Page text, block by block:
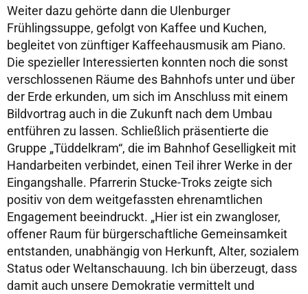
Weiter dazu gehörte dann die Ulenburger
Frühlingssuppe, gefolgt von Kaffee und Kuchen,
begleitet von zünftiger Kaffeehausmusik am Piano.
Die spezieller Interessierten konnten noch die sonst
verschlossenen Räume des Bahnhofs unter und über
der Erde erkunden, um sich im Anschluss mit einem
Bildvortrag auch in die Zukunft nach dem Umbau
entführen zu lassen. Schließlich präsentierte die
Gruppe „Tüddelkram“, die im Bahnhof Geselligkeit mit
Handarbeiten verbindet, einen Teil ihrer Werke in der
Eingangshalle. Pfarrerin Stucke-Troks zeigte sich
positiv von dem weitgefassten ehrenamtlichen
Engagement beeindruckt. „Hier ist ein zwangloser,
offener Raum für bürgerschaftliche Gemeinsamkeit
entstanden, unabhängig von Herkunft, Alter, sozialem
Status oder Weltanschauung. Ich bin überzeugt, dass
damit auch unsere Demokratie vermittelt und